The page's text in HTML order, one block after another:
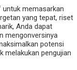
memasarkan
yang tepat, riset
Anda dapat
mengonversinya
potensi
melakukan pengujian